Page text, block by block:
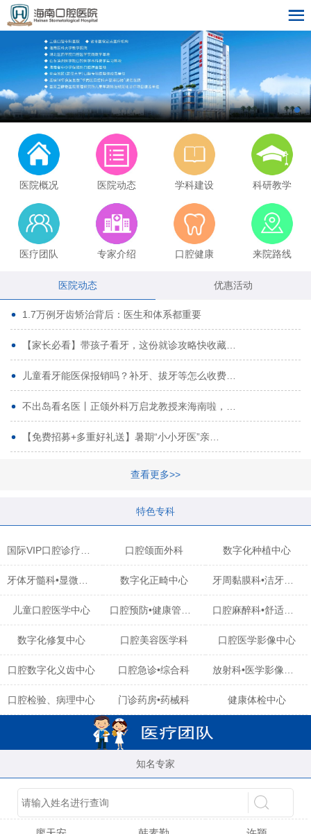
医院概况 医院动态 学科建设 科研教学
医疗团队 专家介绍 口腔健康 来院路线
医院动态 优惠活动
1.7万例牙齿矫治背后：医生和体系都重要
【家长必看】带孩子看牙，这份就诊攻略快收藏…
儿童看牙能医保报销吗？补牙、拔牙等怎么收费…
不出岛看名医丨正颌外科万启龙教授来海南啦，…
【免费招募+多重好礼送】暑期“小小牙医”亲…
查看更多>>
特色专科
口腔颌面外科 数字化种植中心
数字化正畸中心 牙周黏膜科•洁牙中心
儿童口腔医学中心 口腔麻醉科•舒适化诊疗中心
数字化修复中心 口腔美容医学科 口腔医学影像中心
口腔数字化义齿中心 口腔急诊•综合科
口腔检验、病理中心 门诊药房•药械科 健康体检中心
知名专家
陈育玲 吴晓桃